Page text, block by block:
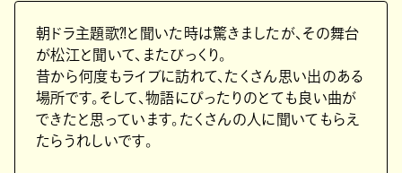
朝ドラ主題歌⁈と聞いた時は驚きましたが、その舞台
が松江と聞いて、またびっくり。
昔から何度もライブに訪れて、たくさん思い出のある
場所です。そして、物語にぴったりのとても良い曲が
できたと思っています。たくさんの人に聞いてもらえ
たらうれしいです。